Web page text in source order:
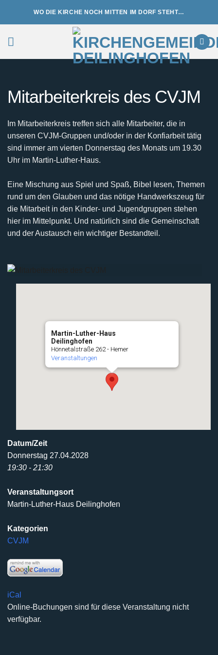
WO DIE KIRCHE NOCH MITTEN IM DORF STEHT…
Mitarbeiterkreis des CVJM
Im Mitarbeiterkreis treffen sich alle Mitarbeiter, die in
unseren CVJM-Gruppen und/oder in der Konfiarbeit tätig
sind immer am vierten Donnerstag des Monats um 19.30
Uhr im Martin-Luther-Haus.
Eine Mischung aus Spiel und Spaß, Bibel lesen, Themen
rund um den Glauben und das nötige Handwerkszeug für
die Mitarbeit in den Kinder- und Jugendgruppen stehen
hier im Mittelpunkt. Und natürlich sind die Gemeinschaft
und der Austausch ein wichtiger Bestandteil.
Martin-Luther-Haus
Deilinghofen
Hönnetalstraße 262 - Hemer
Veranstaltungen
Datum/Zeit
Donnerstag 27.04.2028
19:30 - 21:30
Veranstaltungsort
Martin-Luther-Haus Deilinghofen
Kategorien
CVJM
iCal
Online-Buchungen sind für diese Veranstaltung nicht
verfügbar.